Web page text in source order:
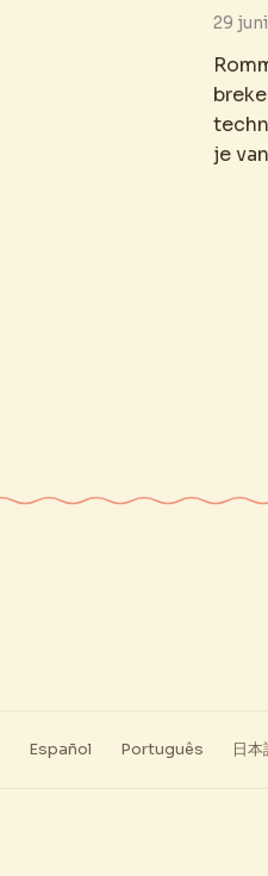
29
je
Español Português 日本